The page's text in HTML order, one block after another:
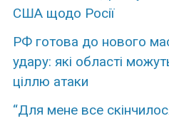
США щодо Росії
РФ готова до нового
удару: які області
ціллю атаки
“Для мене все